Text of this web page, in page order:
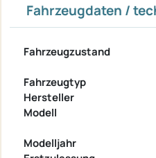
Fahrzeugdaten /
Fahrzeugzustand
Fahrzeugtyp
Hersteller
Modell
Modelljahr